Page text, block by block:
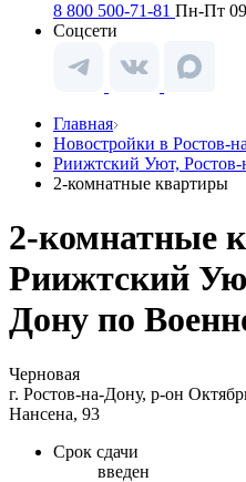
8 800 500-71-81 Пн-Пт
Соцсети
Главная
Новостройки в Ростов-
Риижтский Уют,
2-комнатные квартиры
2-комнатные
Риижтский
Дону по
Черновая
г. Ростов-на-Дону, р-он
Нансена, 93
Срок сдачи
введен